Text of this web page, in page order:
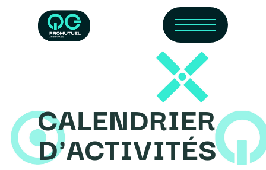
Menu
CALENDRIER
D'ACTIVITÉS